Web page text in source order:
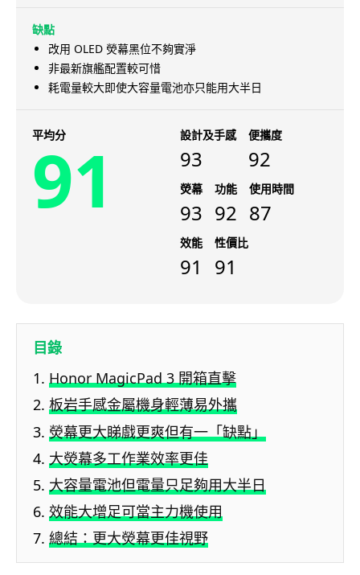
缺點
改用 OLED 熒幕黑位不夠實淨
非最新旗艦配置較可惜
耗電量較大即使大容量電池亦只能用大半日
平均分
91 設計及手感
93
便攜度
92
熒幕
93
功能
92
使用時間
87
效能
91
性價比
91
目錄
Honor MagicPad 3 開箱直擊
板岩手感金屬機身輕薄易外攜
熒幕更大睇戲更爽但有一「缺點」
大熒幕多工作業效率更佳
大容量電池但電量只足夠用大半日
效能大增足可當主力機使用
總結：更大熒幕更佳視野